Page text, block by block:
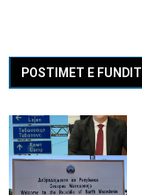
POSTIMET E FUNDIT